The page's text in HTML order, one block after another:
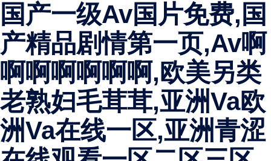
国产一级av国片免费,国
产精品剧情第一页,av啊
啊啊啊啊啊啊,欧美另类
老熟妇毛茸茸,亚洲va欧
洲va在线一区,亚洲青涩